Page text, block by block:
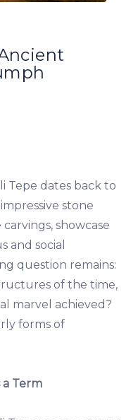
Tepe dates back to
stone
showcase
and social
question remains:
of the time,
marvel achieved?
forms of
Term